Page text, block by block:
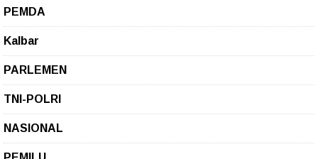
PEMDA
Kalbar
PARLEMEN
TNI-POLRI
NASIONAL